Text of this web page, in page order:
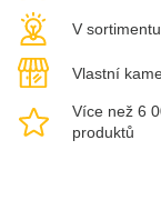
V
Vlastní
Více než 6
produktů